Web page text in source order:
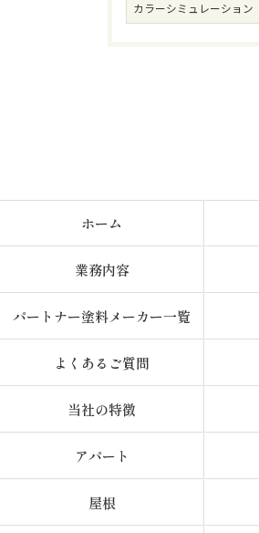
カラーシミュレーション
ホーム
業務内容
パートナー塗料メーカー一覧
よくあるご質問
当社の特徴
アパート
屋根